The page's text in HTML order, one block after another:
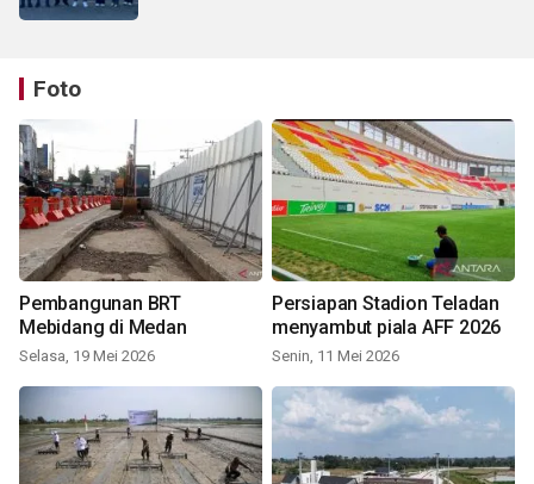
Foto
Pembangunan BRT
Mebidang di Medan
Selasa, 19 Mei 2026
Persiapan Stadion Teladan
menyambut piala AFF 2026
Senin, 11 Mei 2026